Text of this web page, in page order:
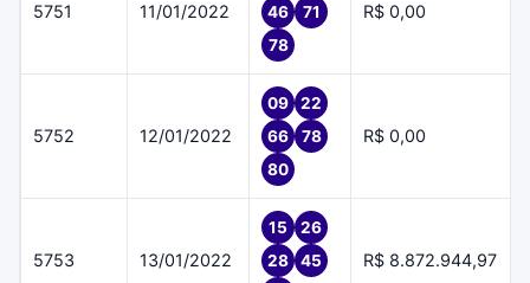
5751 11/01/2022
46
71
78
R$ 0,00
5752 12/01/2022
09
22
66
78
80
R$ 0,00
5753 13/01/2022
15
26
28
45
R$ 8.872.944,97